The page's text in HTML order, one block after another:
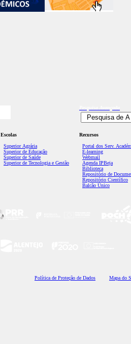
Escolas
Superior Agrária
Superior de Educação
Superior de Saúde
Superior de Tecnologia e Gestão
Recursos
Portal dos Serv.
E-learning
Webmail
Agenda IPBeja
Biblioteca
Repositório de
Repositório Científico
Balcão Único
Política de Proteção de Dados Mapa do